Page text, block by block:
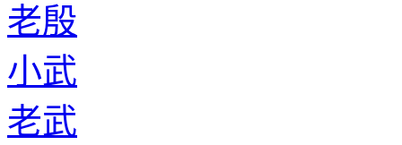
老殷
小武
老武